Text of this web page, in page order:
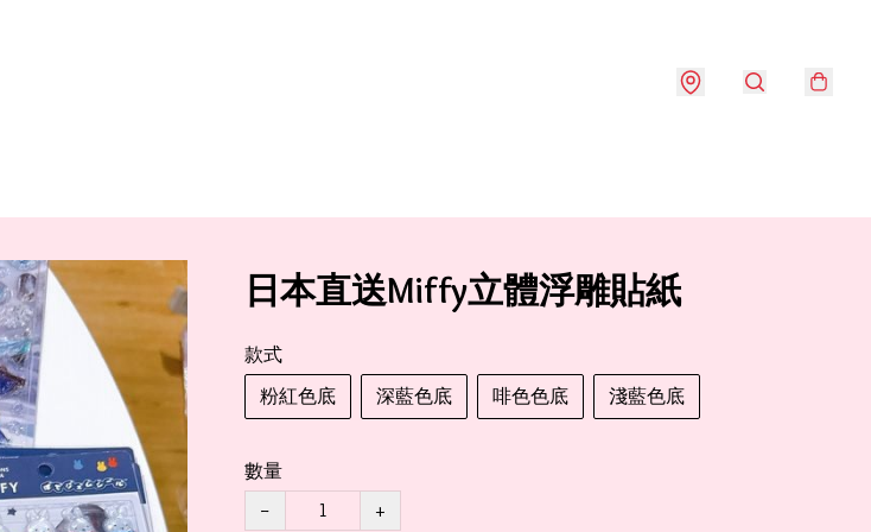
日本直送Miffy立體浮雕貼紙
款式
粉紅色底
深藍色底 啡色色底 淺藍色底
數量
−
+